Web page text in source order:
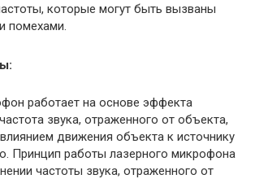
которые могут быть вызваны
помехами.
работает на основе эффекта
звука, отраженного от объекта,
движения объекта к источнику
Принцип работы лазерного микрофона
частоты звука, отраженного от